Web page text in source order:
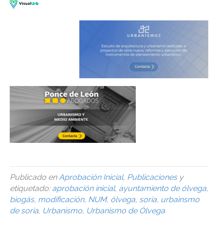
Publicado en Aprobación Inicial, Publicacionesy
etiquetado: aprobación inicial, ayuntamiento de ólvega,
biogás, modificación, NUM, ólvega, soria, urbainsmo
de soria, Urbanismo, Urbanismo de Ólvega